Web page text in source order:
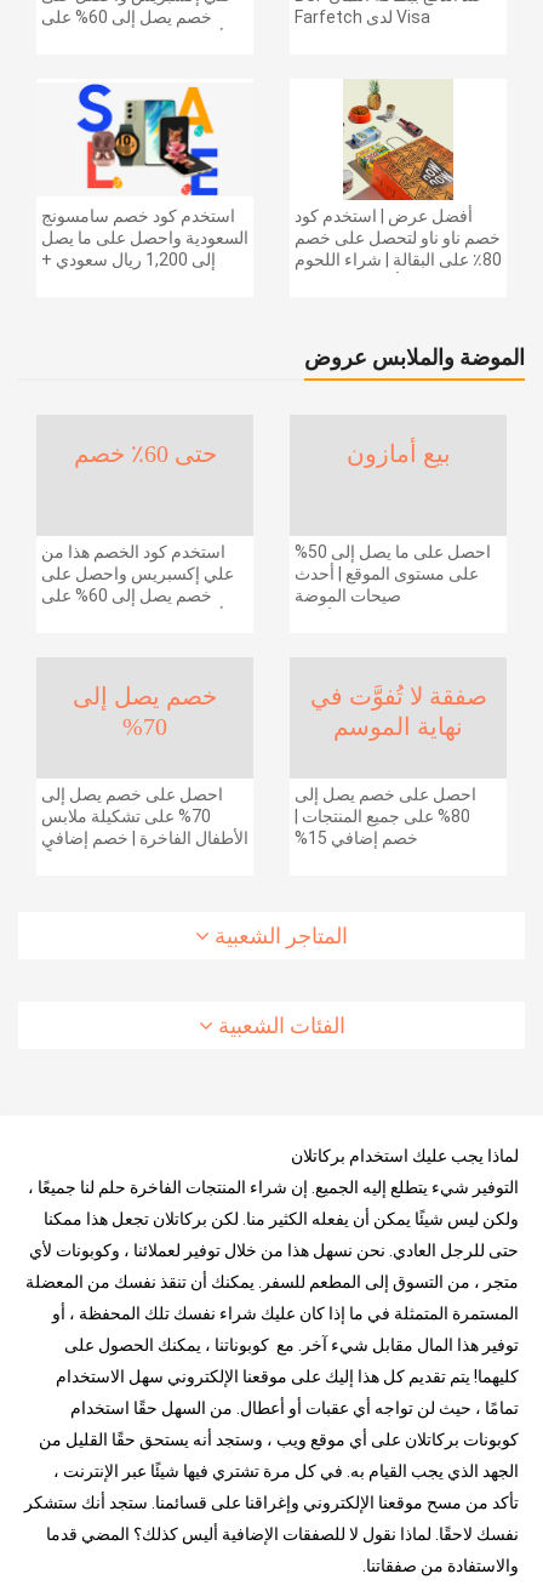
خصم يصل إلى 60% على
بقيمة 155 دولارًا أمريكيًا على
الطلبات التي تزيد قيمتها عن
1425 ريالًا سعوديًا | شحن مج
Visa لدى Farfetch
استخدم كود خصم سامسونج
السعودية واحصل على ما يصل
إلى 1,200 ريال سعودي +
أفضل عرض | استخدم كود
خصم ناو ناو لتحصل على خصم
80٪ على البقالة | شراء اللحوم
الموضة والملابس عروض
حتى 60٪ خصم
استخدم كود الخصم هذا من
علي إكسبريس واحصل على
خصم يصل إلى 60% على
الطلبات التي تزيد قيمتها عن
1425 ريالًا سعوديًا | شحن مج
بيع أمازون
احصل على ما يصل إلى 50%
على مستوى الموقع | أحدث
صيحات الموضة
خصم يصل إلى
70%
احصل على خصم يصل إلى
70% على تشكيلة ملابس
الأطفال الفاخرة | خصم إضافي
صفقة لا تُفوَّت في
نهاية الموسم
احصل على خصم يصل إلى
80% على جميع المنتجات |
خصم إضافي 15%
المتاجر الشعبية
الفئات الشعبية
لماذا يجب عليك استخدام بركاتلان
التوفير شيء يتطلع إليه الجميع. إن شراء المنتجات الفاخرة حلم لنا جميعًا ،
ولكن ليس شيئًا يمكن أن يفعله الكثير منا. لكن بركاتلان تجعل هذا ممكنا
حتى للرجل العادي. نحن نسهل هذا من خلال توفير لعملائنا ، وكوبونات لأي
متجر ، من التسوق إلى المطعم للسفر. يمكنك أن تنقذ نفسك من المعضلة
المستمرة المتمثلة في ما إذا كان عليك شراء نفسك تلك المحفظة ، أو
توفير هذا المال مقابل شيء آخر. مع كوبوناتنا ، يمكنك الحصول على
كليهما! يتم تقديم كل هذا إليك على موقعنا الإلكتروني سهل الاستخدام
تمامًا ، حيث لن تواجه أي عقبات أو أعطال. من السهل حقًا استخدام
كوبونات بركاتلان على أي موقع ويب ، وستجد أنه يستحق حقًا القليل من
الجهد الذي يجب القيام به. في كل مرة تشتري فيها شيئًا عبر الإنترنت ،
تأكد من مسح موقعنا الإلكتروني وإغراقنا على قسائمنا. ستجد أنك ستشكر
نفسك لاحقًا. لماذا نقول لا للصفقات الإضافية أليس كذلك؟ المضي قدما
والاستفادة من صفقاتنا.